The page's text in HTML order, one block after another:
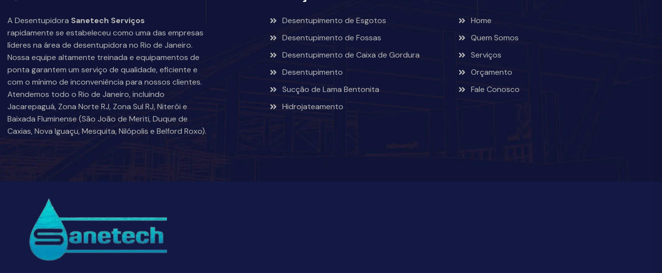
A Desentupidora Sanetech Serviços
rapidamente se estabeleceu como uma das empresas
líderes na área de desentupidora no Rio de Janeiro.
Nossa equipe altamente treinada e equipamentos de
ponta garantem um serviço de qualidade, eficiente e
com o mínimo de inconveniência para nossos clientes.
Atendemos todo o Rio de Janeiro, incluindo
Jacarepaguá, Zona Norte RJ, Zona Sul RJ, Niterói e
Baixada Fluminense (São João de Meriti, Duque de
Caxias, Nova Iguaçu, Mesquita, Nilópolis e Belford Roxo).
Desentupimento de Esgotos
Desentupimento de Fossas
Desentupimento de Caixa de Gordura
Desentupimento
Sucção de Lama Bentonita
Hidrojateamento
Home
Quem Somos
Serviços
Orçamento
Fale Conosco